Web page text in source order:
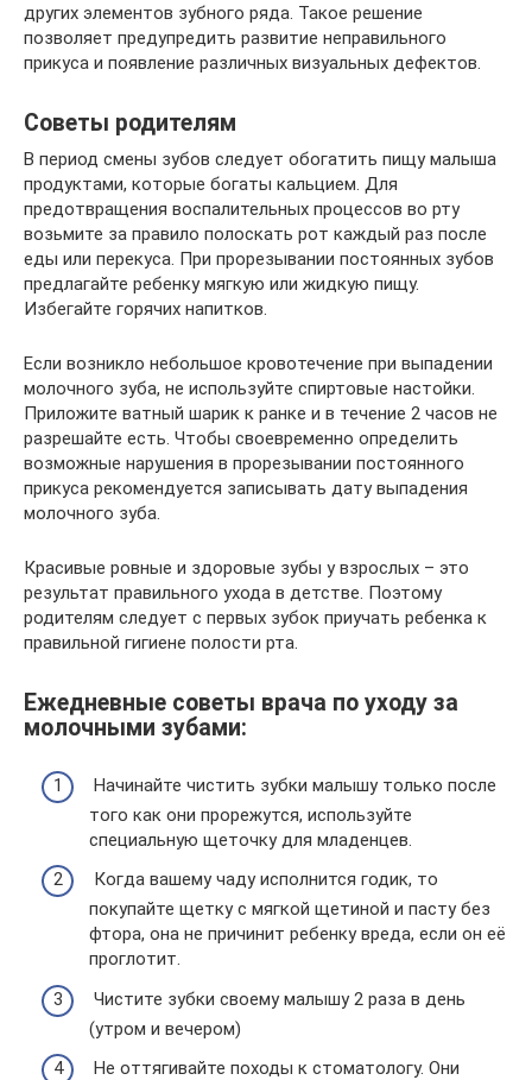
других элементов зубного ряда. Такое решение
позволяет предупредить развитие неправильного
прикуса и появление различных визуальных дефектов.
Советы родителям
В период смены зубов следует обогатить пищу малыша
продуктами, которые богаты кальцием. Для
предотвращения воспалительных процессов во рту
возьмите за правило полоскать рот каждый раз после
еды или перекуса. При прорезывании постоянных зубов
предлагайте ребенку мягкую или жидкую пищу.
Избегайте горячих напитков.
Если возникло небольшое кровотечение при выпадении
молочного зуба, не используйте спиртовые настойки.
Приложите ватный шарик к ранке и в течение 2 часов не
разрешайте есть. Чтобы своевременно определить
возможные нарушения в прорезывании постоянного
прикуса рекомендуется записывать дату выпадения
молочного зуба.
Красивые ровные и здоровые зубы у взрослых – это
результат правильного ухода в детстве. Поэтому
родителям следует с первых зубок приучать ребенка к
правильной гигиене полости рта.
Ежедневные советы врача по уходу за
молочными зубами:
Начинайте чистить зубки малышу только после
того как они прорежутся, используйте
специальную щеточку для младенцев.
Когда вашему чаду исполнится годик, то
покупайте щетку с мягкой щетиной и пасту без
фтора, она не причинит ребенку вреда, если он её
проглотит.
Чистите зубки своему малышу 2 раза в день
(утром и вечером)
Не оттягивайте походы к стоматологу. Они